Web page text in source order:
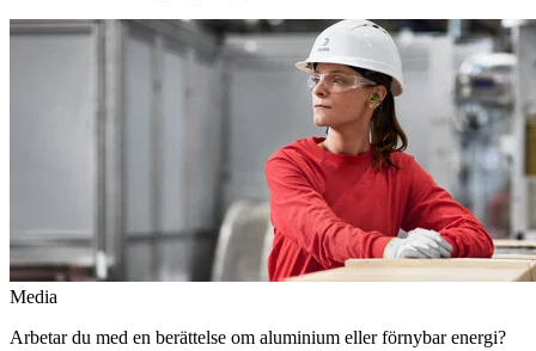
Media
Arbetar du med en berättelse om aluminium eller förnybar energi?